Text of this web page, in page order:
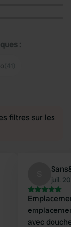
:
filtres sur les
juil.
avec